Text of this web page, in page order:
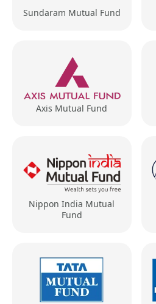
Sundaram Mutual Fund
Axis Mutual Fund
Nippon India Mutual
Fund